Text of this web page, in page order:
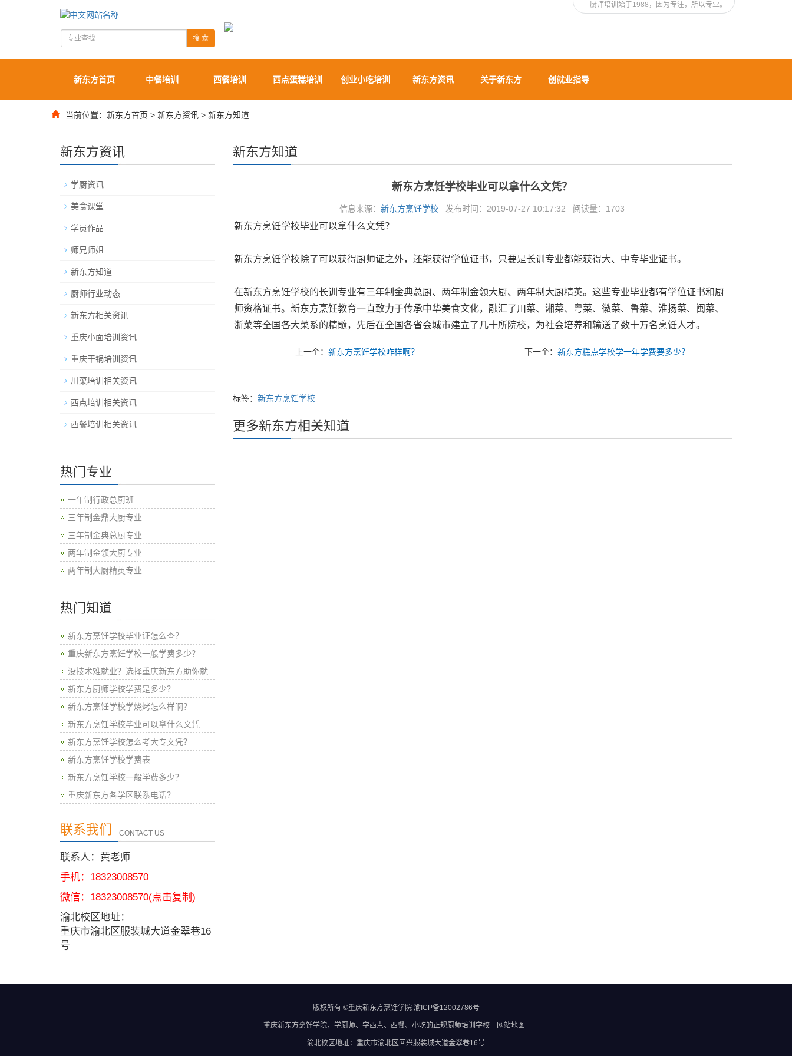
厨师培训始于1988，因为专注，所以专业。
搜 索
新东方首页 中餐培训 西餐培训 西点蛋糕培训 创业小吃培训 新东方资讯 关于新东方 创就业指导
当前位置： 新东方首页 > 新东方资讯 > 新东方知道
新东方知道
新东方烹饪学校毕业可以拿什么文凭？
信息来源：新东方烹饪学校 发布时间：2019-07-27 10:17:32 阅读量： 1703
新东方烹饪学校毕业可以拿什么文凭？
新东方烹饪学校除了可以获得厨师证之外，还能获得学位证书，只要是长训专业都能获得大、中专毕业证书。
在新东方烹饪学校的长训专业有三年制金典总厨、两年制金领大厨、两年制大厨精英。这些专业毕业都有学位证书和厨
师资格证书。新东方烹饪教育一直致力于传承中华美食文化，融汇了川菜、湘菜、粤菜、徽菜、鲁菜、淮扬菜、闽菜、
浙菜等全国各大菜系的精髓，先后在全国各省会城市建立了几十所院校，为社会培养和输送了数十万名烹饪人才。
上一个：新东方烹饪学校咋样啊？ 下一个：新东方糕点学校学一年学费要多少？
标签： 新东方烹饪学校
更多新东方相关知道
新东方资讯
学厨资讯
美食课堂
学员作品
师兄师姐
新东方知道
厨师行业动态
新东方相关资讯
重庆小面培训资讯
重庆干锅培训资讯
川菜培训相关资讯
西点培训相关资讯
西餐培训相关资讯
热门专业
一年制行政总厨班
三年制金鼎大厨专业
三年制金典总厨专业
两年制金领大厨专业
两年制大厨精英专业
热门知道
新东方烹饪学校毕业证怎么查？
重庆新东方烹饪学校一般学费多少？
没技术难就业？选择重庆新东方助你就
新东方厨师学校学费是多少？
新东方烹饪学校学烧烤怎么样啊？
新东方烹饪学校毕业可以拿什么文凭
新东方烹饪学校怎么考大专文凭？
新东方烹饪学校学费表
新东方烹饪学校一般学费多少？
重庆新东方各学区联系电话？
联系我们 CONTACT US
联系人：黄老师
手机：18323008570
微信： 18323008570(点击复制)
渝北校区地址：
重庆市渝北区服装城大道金翠巷16
号
版权所有 ©重庆新东方烹饪学院 渝ICP备12002786号
重庆新东方烹饪学院，学厨师、学西点、西餐、小吃的正规厨师培训学校 网站地图
渝北校区地址：重庆市渝北区回兴服装城大道金翠巷16号